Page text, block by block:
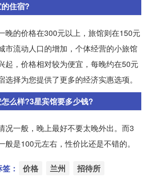
住宿?
晚的价格在300元以上，旅馆则在150元
市流动人口的增加，个体经营的小旅馆
起，价格相对较为便宜，每晚约在50元
选择为您提供了更多的经济实惠选项。
么样?3星宾馆要多少钱?
况一般，晚上最好不要太晚外出。而3
般是100元左右，性价比还是不错的。
： 价格 兰州 招待所